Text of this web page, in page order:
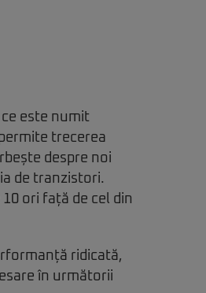
este numit
trecerea
despre noi
de tranzistori.
ori față de cel din
ridicată,
în următorii